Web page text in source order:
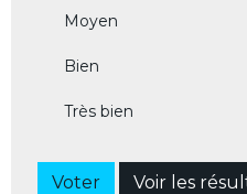
Moyen
Bien
Très bien
Voter Voir les